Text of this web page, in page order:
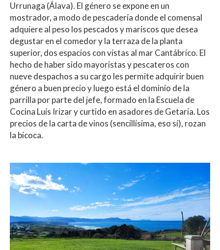
Urrunaga (Álava). El género se expone en un
mostrador, a modo de pescadería donde el comensal
adquiere al peso los pescados y mariscos que desea
degustar en el comedor y la terraza de la planta
superior, dos espacios con vistas al mar Cantábrico. El
hecho de haber sido mayoristas y pescateros con
nueve despachos a su cargo les permite adquirir buen
género a buen precio y luego está el dominio de la
parrilla por parte del jefe, formado en la Escuela de
Cocina Luis Irizar y curtido en asadores de Getaria. Los
precios de la carta de vinos (sencillísima, eso sí), rozan
la bicoca.